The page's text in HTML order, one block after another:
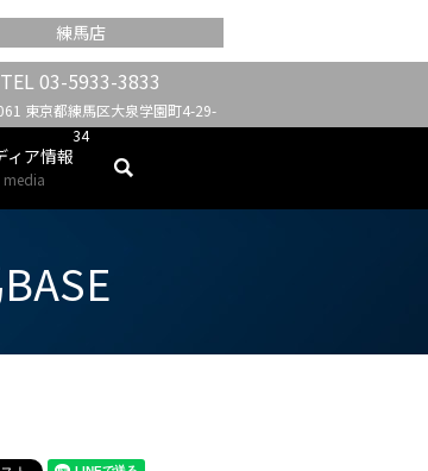
練馬店
TEL03-5933-3833
東京都練馬区大泉学園町4-29-
34
ィア情報
media search